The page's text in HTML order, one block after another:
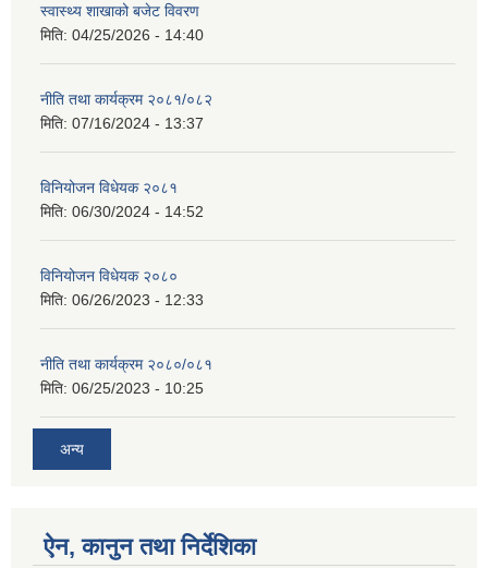
स्वास्थ्य शाखाको बजेट विवरण
मिति: 04/25/2026 - 14:40
नीति तथा कार्यक्रम २०८१/०८२
मिति: 07/16/2024 - 13:37
विनियोजन विधेयक २०८१
मिति: 06/30/2024 - 14:52
विनियोजन विधेयक २०८०
मिति: 06/26/2023 - 12:33
नीति तथा कार्यक्रम २०८०/०८१
मिति: 06/25/2023 - 10:25
अन्य
ऐन, कानुन तथा निर्देशिका